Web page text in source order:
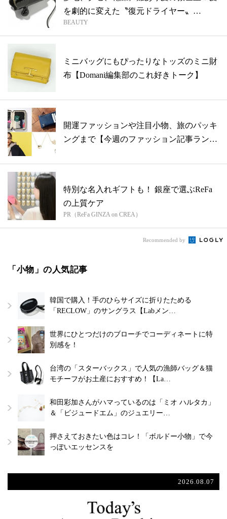
を劇的に変えた〝復元ドライヤー〟
【Doma...
BEAUTY
ミニバッグにもぴったりなトッズのミニ財
布【Domani編集部のこれ好きトーク】
開運ファッションや注目小物、旅のパッキ
ングまで【今週のファッション記事ランキ
特別な名入れギフトも！ 銀座で選ぶReFa
の上質ケア
PR（ReFa GINZA on CREA）
Recommended by
「小物」の人気記事
韓国で購入！手のひらサイズに折りたためる
「RECLOW」のサングラス【Labメン…
世界にひとつだけのブローチでコーディネートに特
別感を！
台湾の「スターバックス」で人気の漁師バッグ＆猫
モチーフがお土産におすすめ！【La…
和田彩加さんがハマっているのは「ミオ ハルタカ」
＆「ビジュードエム」のジュエリー…
押さえておきたい色はコレ！「ボルドー小物」で今
っぽいエッセンスを
2026.08.07